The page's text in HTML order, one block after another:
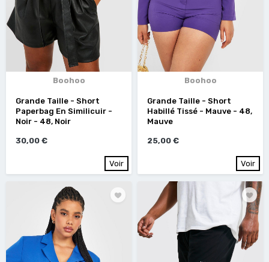
Boohoo
Grande Taille - Short
Paperbag En Similicuir -
Noir - 48, Noir
30,00 €
Voir
Boohoo
Grande Taille - Short
Habillé Tissé - Mauve - 48,
Mauve
25,00 €
Voir